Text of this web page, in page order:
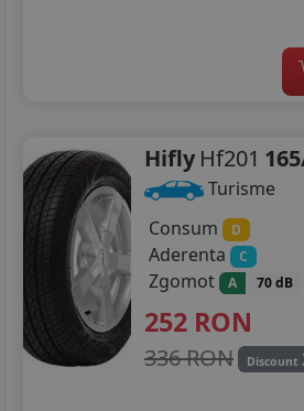
Hifly Hf201
Turisme
Consum
D
Aderenta C
Zgomot A 70 dB
252 RON
336 RON Discount